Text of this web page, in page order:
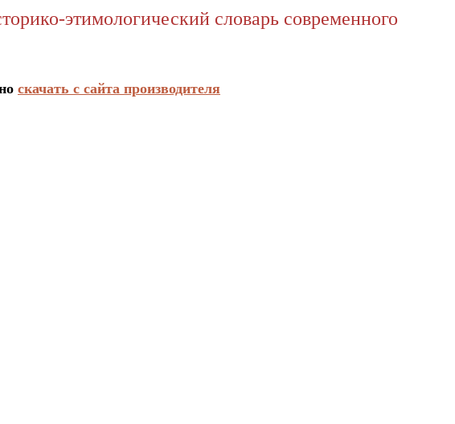
этимологический словарь современного
скачать с сайта производителя